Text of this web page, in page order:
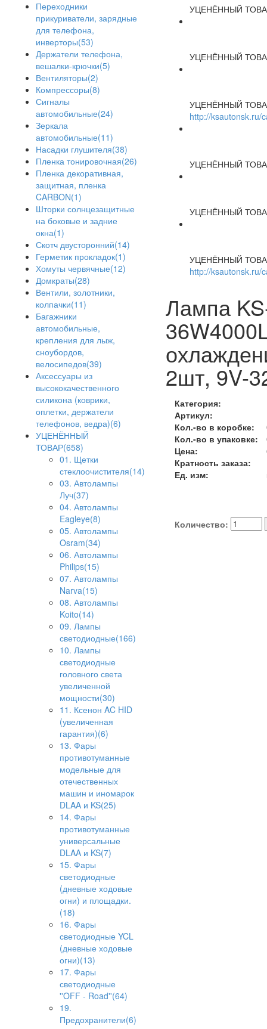
Переходники
прикуриватели, зарядные
для телефона,
инверторы(53)
Держатели телефона,
вешалки-крючки(5)
Вентиляторы(2)
Компрессоры(8)
Сигналы
автомобильные(24)
Зеркала
автомобильные(11)
Насадки глушителя(38)
Пленка тонировочная(26)
Пленка декоративная,
защитная, пленка
CARBON(1)
Шторки солнцезащитные
на боковые и задние
окна(1)
Скотч двусторонний(14)
Герметик прокладок(1)
Хомуты червячные(12)
Домкраты(28)
Вентили, золотники,
колпачки(11)
Багажники
автомобильные,
крепления для лыж,
сноубордов,
велосипедов(39)
Аксессуары из
высококачественного
силикона (коврики,
оплетки, держатели
телефонов, ведра)(6)
УЦЕНЁННЫЙ
ТОВАР(658)
01. Щетки
стеклоочистителя(14)
03. Автолампы
Луч(37)
04. Автолампы
Eagleye(8)
05. Автолампы
Osram(34)
06. Автолампы
Philips(15)
07. Автолампы
Narva(15)
08. Автолампы
Koito(14)
09. Лампы
светодиодные(166)
10. Лампы
светодиодные
головного света
увеличенной
мощности(30)
11. Ксенон AC HID
(увеличенная
гарантия)(6)
13. Фары
противотуманные
модельные для
отечественных
машин и иномарок
DLAA и KS(25)
14. Фары
противотуманные
универсальные
DLAA и KS(7)
15. Фары
светодиодные
(дневные ходовые
огни) и площадки.
(18)
16. Фары
светодиодные YCL
(дневные ходовые
огни)(13)
17. Фары
светодиодные
''OFF - Road''(64)
19.
Предохранители(6)
УЦЕНЁННЫЙ
УЦЕНЁННЫЙ
УЦЕНЁННЫЙ
http://ksautonsk.ru/
УЦЕНЁННЫЙ
УЦЕНЁННЫЙ
УЦЕНЁННЫЙ
http://ksautonsk.ru/
Лампа
2шт, 9V-
Категория:
Артикул:
Кол.-во в коробке:
Кол.-во в упаковке:
Цена:
Кратность заказа:
Ед. изм:
Количество: